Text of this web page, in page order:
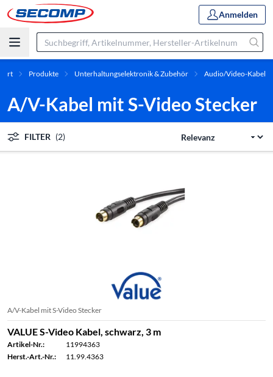
Anmelden
Produkte Unterhaltungselektronik & Zubehör Audio/Video-Kabel
A/V-Kabel mit S-Video Stecker
FILTER (2)
A/V-Kabel mit S-Video Stecker
VALUE S-Video Kabel, schwarz, 3 m
Artikel-Nr.:
11994363
Herst.-Art.-Nr.:
11.99.4363